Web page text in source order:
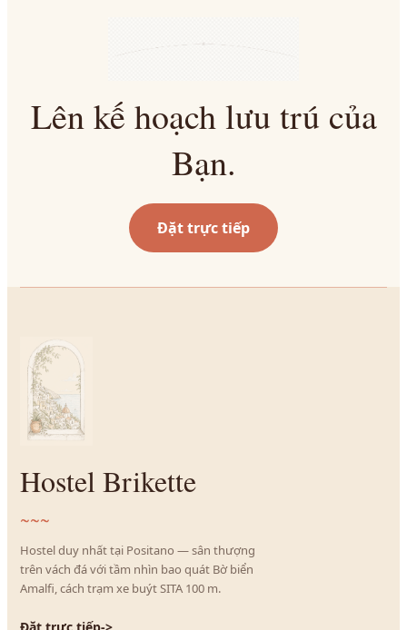
Lên kế hoạch lưu trú của
Bạn.
Đặt trực tiếp
Hostel Brikette
~~~
Hostel duy nhất tại Positano — sân thượng
trên vách đá với tầm nhìn bao quát Bờ biển
Amalfi, cách trạm xe buýt SITA 100 m.